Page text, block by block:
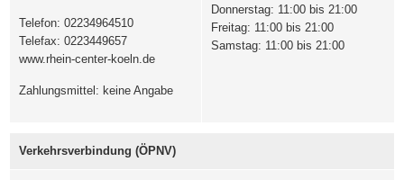
Telefon: 02234964510
Telefax: 0223449657
www.rhein-center-koeln.de
Zahlungsmittel: keine Angabe
Donnerstag: 11:00 bis 21:00
Freitag: 11:00 bis 21:00
Samstag: 11:00 bis 21:00
Verkehrsverbindung (ÖPNV)